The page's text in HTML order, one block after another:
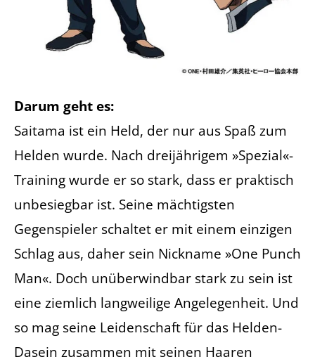
Darum geht es:
Saitama ist ein Held, der nur aus Spaß zum
Helden wurde. Nach dreijährigem »Spezial«-
Training wurde er so stark, dass er praktisch
unbesiegbar ist. Seine mächtigsten
Gegenspieler schaltet er mit einem einzigen
Schlag aus, daher sein Nickname »One Punch
Man«. Doch unüberwindbar stark zu sein ist
eine ziemlich langweilige Angelegenheit. Und
so mag seine Leidenschaft für das Helden-
Dasein zusammen mit seinen Haaren